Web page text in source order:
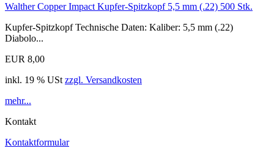
Walther Copper Impact Kupfer-Spitzkopf 5,5 mm (.22) 500 Stk.
Kupfer-Spitzkopf Technische Daten: Kaliber: 5,5 mm (.22)
Diabolo...
EUR 8,00
inkl. 19 % USt zzgl. Versandkosten
mehr...
Kontakt
Kontaktformular